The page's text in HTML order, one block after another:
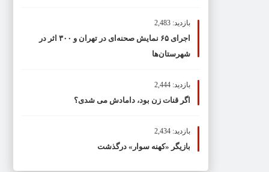
بازدید: 2,483
اجرای ۶۵ نمایش صحنه‌ای در تهران و ۳۰۰ اثر در
شهرستان‌ها
بازدید: 2,444
اگر قنات زن بود، دامادش می شدی؟
بازدید: 2,434
بازیگر «کهنه سوار» درگذشت